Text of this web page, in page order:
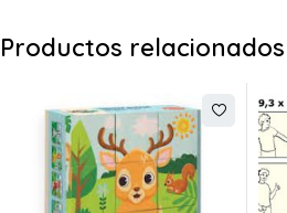
Productos relacionados